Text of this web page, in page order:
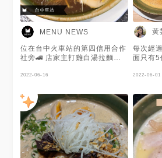
MENU NEWS
位在台中火車站的第四信用合作
社旁🚄 店家主打雞白湯拉麵🍜
燒雞口感軟嫩、多汁🐔 店家不
是高高 提供美照🧡
2022-06-16
黃
每次經
面只有5
座位不
2022-06-01